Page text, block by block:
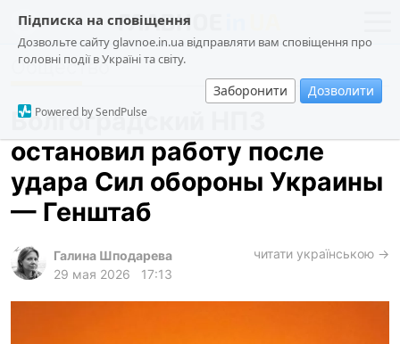
Підписка на сповіщення
Дозвольте сайту glavnoe.in.ua відправляти вам сповіщення про
головні події в Україні та світу.
Заборонити Дозволити
Powered by SendPulse
новости
о проекте
общество
происшествия
криминал
Общество
Волгоградский НПЗ
остановил работу после
удара Сил обороны Украины
— Генштаб
Галина Шподарева
29 мая 2026
17:13
читати українською →